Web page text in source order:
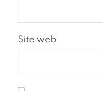
Site web